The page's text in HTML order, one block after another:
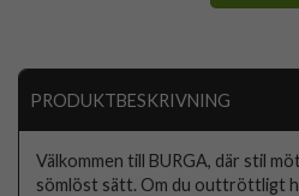
PRODUKTBESKRIVNING
Välkommen till BURGA, där stil
sömlöst sätt. Om du outtröttligt